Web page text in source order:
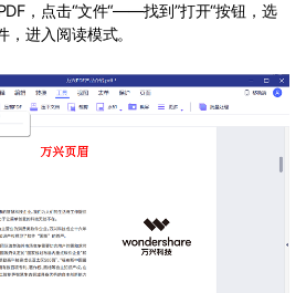
，点击“文件“——找到”打开“按钮，选
进入阅读模式。